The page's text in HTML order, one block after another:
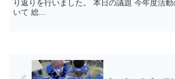
り返りを行いました。 本日の議題 今年度活
いて 総...